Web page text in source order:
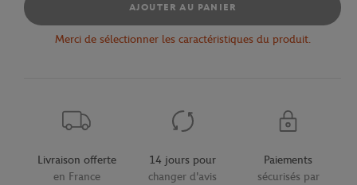
AJOUTER AU PANIER
Merci de sélectionner les caractéristiques du produit.
Livraison offerte
en France
14 jours pour
changer d'avis
Paiements
sécurisés par